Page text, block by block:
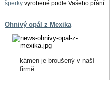
šperky vyrobené podle Vašeho přání
Ohnivý opál z Mexika
kámen je broušený v naší
firmě